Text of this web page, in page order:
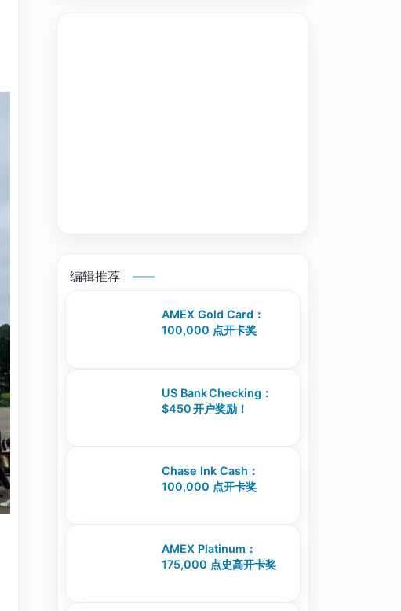
编辑推荐
AMEX Gold Card：
100,000 点开卡奖
US Bank Checking：
$450 开户奖励！
Chase Ink Cash：
100,000 点开卡奖
AMEX Platinum：
175,000 点史高开卡奖